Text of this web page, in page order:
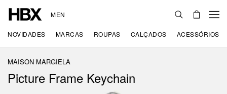
MEN
NOVIDADES MARCAS ROUPAS CALÇADOS ACESSÓRIOS
MAISON MARGIELA
Picture Frame Keychain